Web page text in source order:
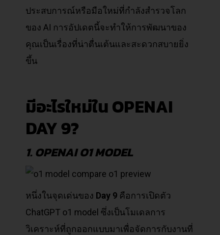
ประสบการณ์หรือมือใหม่ที่กำลังสำรวจโลก
ของ AI การอัปเดตนี้จะทำให้การพัฒนาของ
คุณเป็นเรื่องที่น่าตื่นเต้นและสะดวกสบายยิ่ง
ขึ้น
มีอะไรใหม่ใน OPENAI
DAY 9?
1. OPENAI O1 MODEL
หนึ่งในจุดเด่นของ Day 9 คือการเปิดตัว
ChatGPT o1 model ซึ่งเป็นโมเดลการ
วิเคราะห์ที่ถูกออกแบบมาเพื่อจัดการกับงานที่